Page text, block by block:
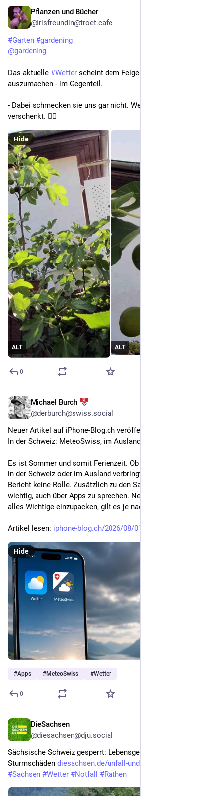
Pflanzen und Bücher
@Irisfreundin@troet.cafe
#Garten #gardening
@gardening
Das aktuelle #Wetter scheint dem Feigenbaum nichts
auszumachen - im Gegenteil.
- Dabei schmecken sie uns gar nicht. Werden wohl alle wieder
verschenkt. 🤷‍♀️
ALT ALT
Hide
0
Michael Burch
@derburch@swiss.social
Neuer Artikel auf iPhone-Blog.ch veröffentlicht:
In der Schweiz: MeteoSwiss, im Ausland: Apple Wetter
Es ist Sommer und somit Ferienzeit. Ob man diese Tage nun
in der Schweiz oder im Ausland verbringt, spielt im heutigen
Bericht keine Rolle. Zusätzlich zu den Sachen im Koffer ist es
wichtig, auch über Apps zu sprechen. Nebst Apps, die helfen,
alles Wichtige einzupacken, gilt es je nach Reise
Artikel lesen: iphone-blog.ch/2026/08/01/in-d
Hide
#Apps #MeteoSwiss #Wetter
0
DieSachsen
@diesachsen@dju.social
Sächsische Schweiz gesperrt: Lebensgefahr durch
Sturmschäden diesachsen.de/unfall-und-verke
#Sachsen #Wetter #Notfall #Rathen